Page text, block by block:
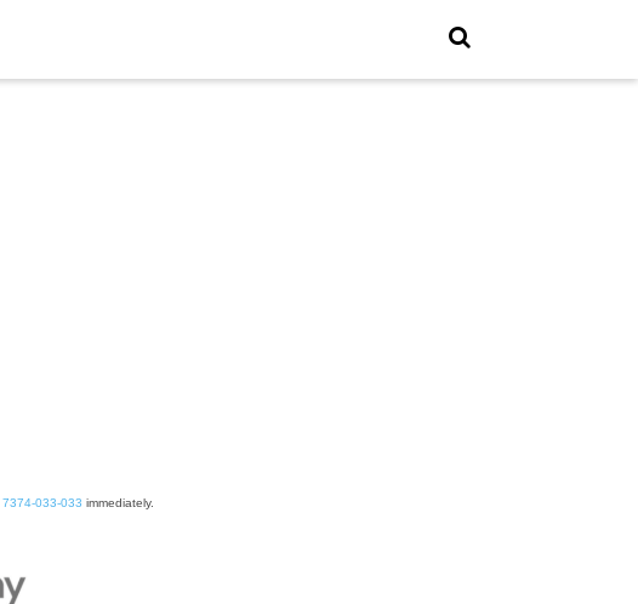
7374-033-033 immediately.